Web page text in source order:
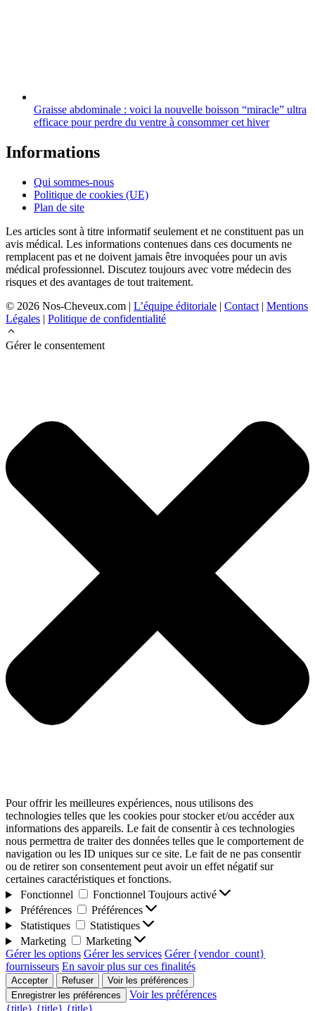
Graisse abdominale : voici la nouvelle boisson “miracle” ultra
efficace pour perdre du ventre à consommer cet hiver
Informations
Qui sommes-nous
Politique de cookies (UE)
Plan de site
Les articles sont à titre informatif seulement et ne constituent pas un
avis médical. Les informations contenues dans ces documents ne
remplacent pas et ne doivent jamais être invoquées pour un avis
médical professionnel. Discutez toujours avec votre médecin des
risques et des avantages de tout traitement.
© 2026 Nos-Cheveux.com | L’équipe éditoriale | Contact | Mentions
Légales | Politique de confidentialité
Gérer le consentement
Pour offrir les meilleures expériences, nous utilisons des
technologies telles que les cookies pour stocker et/ou accéder aux
informations des appareils. Le fait de consentir à ces technologies
nous permettra de traiter des données telles que le comportement de
navigation ou les ID uniques sur ce site. Le fait de ne pas consentir
ou de retirer son consentement peut avoir un effet négatif sur
certaines caractéristiques et fonctions.
Fonctionnel
Fonctionnel Toujours activé
Préférences
Préférences
Statistiques
Statistiques
Marketing
Marketing
Gérer les options Gérer les services Gérer {vendor_count}
fournisseurs En savoir plus sur ces finalités
Accepter Refuser
Voir les préférences
Enregistrer les préférences
Voir les préférences